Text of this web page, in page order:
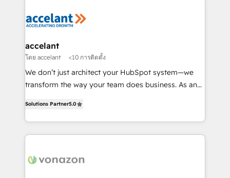
new HubSpot portal with Advanced Website and
CRM Migrations using our in-house "HubScrub" Tool.
worldwide, and with over 15 years in the ecosystem,
One company, one operating model, delivering
across offices and consulting teams in the UK, USA,
Canada, Germany, France, Belgium, Singapore, and
South Africa. Certified compliant with ISO/IEC
international offices and 175+ employees.
accelant
โดย accelant <10 การติดตั้ง
We don’t just architect your HubSpot system—we
transform the way your team does business. As an
creating tailored, end-to-end CRM solutions that
accelerate growth, improve operational efficiency,
and ensure faster time to value on HubSpot. What
day one, our team takes the time to deeply
Solutions Partner5.0